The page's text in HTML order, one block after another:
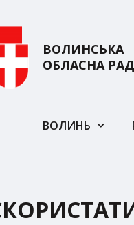
ВОЛИНСЬКА
ОБЛАСНА
ВОЛИНЬ